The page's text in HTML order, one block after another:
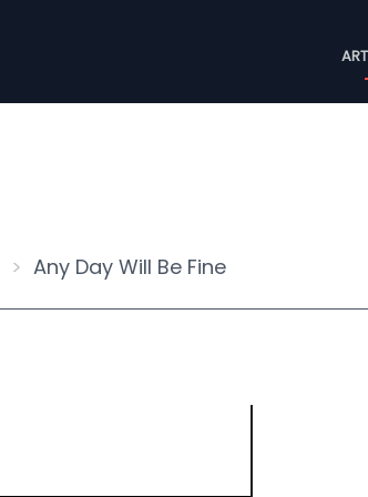
Any Day Will Be Fine